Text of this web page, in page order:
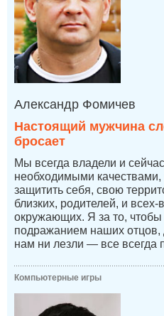
Александр Фомичев
Настоящий мужчина
бросает
Мы всегда владели и
необходимыми качествами,
защитить себя, свою
близких, родителей, и
окружающих. Я за то,
подражанием наших
нам ни лезли — все всегда
Компьютерные игры